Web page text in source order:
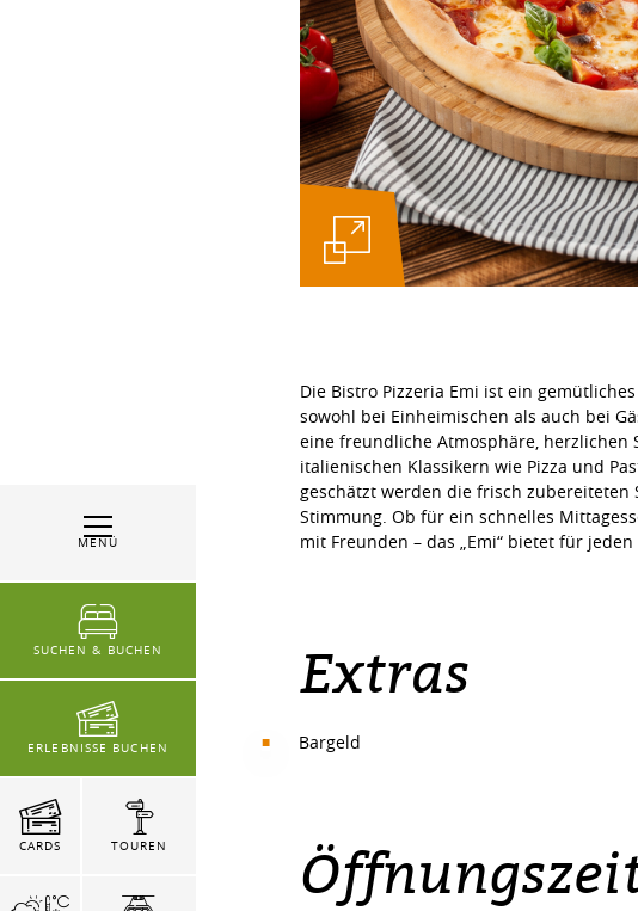
MENÜ
SUCHEN & BUCHEN
ERLEBNISSE BUCHEN
CARDS TOUREN
Die Bistro Pizzeria Emi ist ein
sowohl bei Einheimischen als auch bei
eine freundliche Atmosphäre, herzlichen
italienischen Klassikern wie Pizza und
geschätzt werden die frisch
Stimmung. Ob für ein schnelles
mit Freunden – das „Emi“ bietet für
Extras
Bargeld